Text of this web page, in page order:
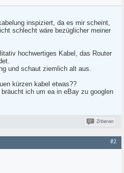
inspiziert, da es mir scheint,
schlecht wäre bezüglicher meiner
hochwertiges Kabel, das Router
und schaut ziemlich alt aus.
kürzen kabel etwas??
ich um ea in eBay zu googlen
Zitieren
#2